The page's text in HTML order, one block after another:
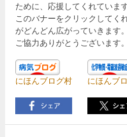
ために、応援してくれています
このバナーをクリックしてく
がどんどん広がっていきます。
ご協力ありがとうございます。
にほんブログ村 にほんブ